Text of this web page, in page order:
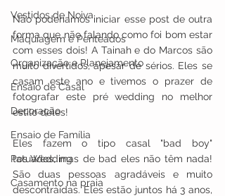
Vestidos de Noiva
Maquiagem e Penteados
Organização e Planejamento
Ensaio de Casal
Decoração
Ensaio de Família
Pos Wedding
Casamento na praia
Não poderíamos iniciar esse post de outra
forma que não falando como foi bom estar
com esses dois! A Tainah e do Marcos são
muito divertidos, apesar de sérios. Eles se
casam este ano e tivemos o prazer de
fotografar este pré wedding no melhor
estilo deles!
Eles fazem o tipo casal "bad boy"
tatuados, mas de bad eles não têm nada!
São duas pessoas agradáveis e muito
descontraídas. Eles estão juntos há 3 anos,